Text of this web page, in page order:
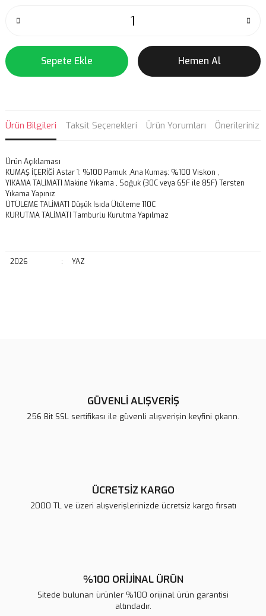
Sepete Ekle Hemen Al
Ürün Bilgileri Taksit Seçenekleri Ürün Yorumları Önerileriniz
Ürün Açıklaması
KUMAŞ İÇERİĞİ Astar 1: %100 Pamuk ,Ana Kumaş: %100 Viskon ,
YIKAMA TALİMATI Makine Yıkama , Soğuk (30C veya 65F ile 85F) Tersten
Yıkama Yapınız
ÜTÜLEME TALİMATI Düşük Isıda Ütüleme 110C
KURUTMA TALİMATI Tamburlu Kurutma Yapılmaz
2026 : YAZ
Ürün açıklamasında eksik bilgiler bulunuyor.
GÜVENLİ ALIŞVERİŞ
256 Bit SSL sertifikası ile güvenli alışverişin keyfini çıkarın.
ÜCRETSİZ KARGO
2000 TL ve üzeri alışverişlerinizde ücretsiz kargo fırsatı
%100 ORİJİNAL ÜRÜN
Sitede bulunan ürünler %100 orijinal ürün garantisi
altındadır.